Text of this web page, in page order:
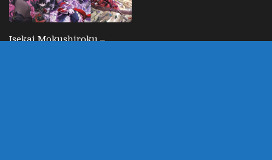
Isekai Mokushiroku –